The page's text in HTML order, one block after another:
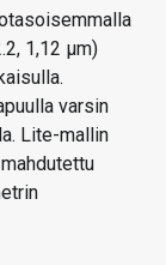
1,12 µm)
varsin
Lite-mallin